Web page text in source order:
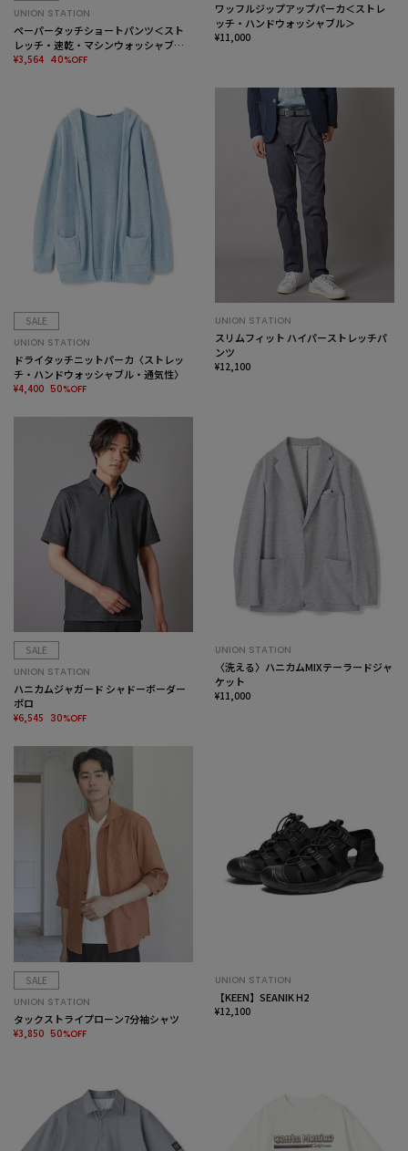
UNION STATION
ペーパータッチショートパンツ＜スト
レッチ・速乾・マシンウォッシャブ
ル・イージーケア・接触冷感＞
¥3,564 40%OFF
ワッフルジップアップパーカ＜ストレ
ッチ・ハンドウォッシャブル＞
¥11,000
SALE
UNION STATION
ドライタッチニットパーカ〈ストレッ
チ・ハンドウォッシャブル・通気性〉
¥4,400 50%OFF
UNION STATION
スリムフィット ハイパーストレッチパ
ンツ
¥12,100
SALE
UNION STATION
ハニカムジャガード シャドーボーダー
ポロ
¥6,545 30%OFF
UNION STATION
〈洗える〉ハニカムMIXテーラードジャ
ケット
¥11,000
SALE
UNION STATION
タックストライプローン7分袖シャツ
¥3,850 50%OFF
UNION STATION
【KEEN】SEANIK H2
¥12,100